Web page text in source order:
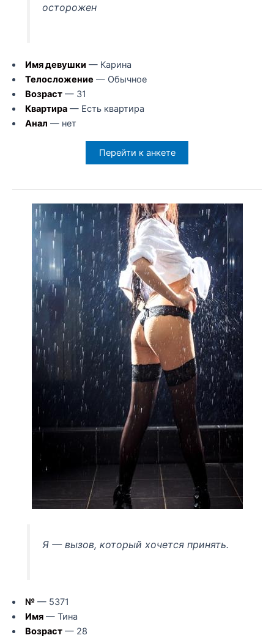
осторожен
Имя девушки — Карина
Телосложение — Обычное
Возраст— 31
Квартира— Есть квартира
Анал — нет
Перейти к анкете
Я — вызов, который хочется принять.
№— 5371
Имя— Тина
Возраст— 28